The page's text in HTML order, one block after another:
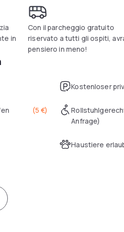
in
Con il parcheggio gratuito
riservato a tutti gli ospiti,
pensiero in meno!
Kostenloser
(5 €)
Anfrage)
Haustiere